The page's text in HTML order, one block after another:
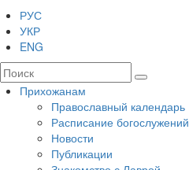
РУС
УКР
ENG
Прихожанам
Православный календарь
Расписание богослужений
Новости
Публикации